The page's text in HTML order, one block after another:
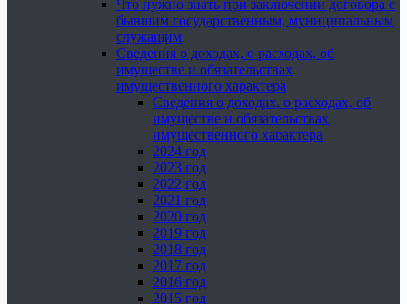
Что нужно знать при заключении договора с
бывшим государственным, муниципальным
служащим
Сведения о доходах, о расходах, об
имуществе и обязательствах
имущественного характера
Сведения о доходах, о расходах, об
имуществе и обязательствах
имущественного характера
2024 год
2023 год
2022 год
2021 год
2020 год
2019 год
2018 год
2017 год
2016 год
2015 год